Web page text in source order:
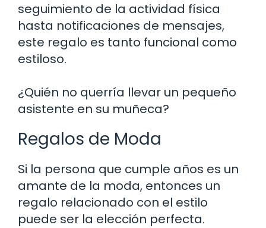
seguimiento de la actividad física
hasta notificaciones de mensajes,
este regalo es tanto funcional como
estiloso.
¿Quién no querría llevar un pequeño
asistente en su muñeca?
Regalos de Moda
Si la persona que cumple años es un
amante de la moda, entonces un
regalo relacionado con el estilo
puede ser la elección perfecta.